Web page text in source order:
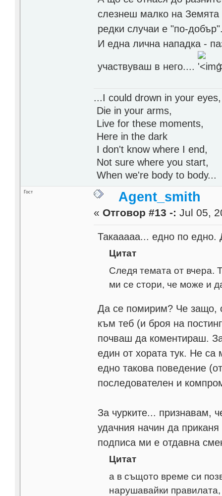
слезнеш малко на Земята
редки случаи е "по-
И една лична нападка -
участвуваш в него....
...I could drown in your eyes,
Die in your arms,
Live for these moments,
Here in the dark
I don't know where I end,
Not sure where you start,
When we're body to body...
Гост Agent_smith
« Отговор #13 -: Jul 05,
Такааааа... едно по
Цитат
Следя темата от вчера.
ми се стори, че може и
Да се помирим? Че защо,
към теб (и броя на
почваш да коментираш.
един от хората тук. Не
едно такова поведение
последователен и
За чурките... признавам,
удачния начин да
подписа ми е отдавна
Цитат
а в същото време си
нарушавайки